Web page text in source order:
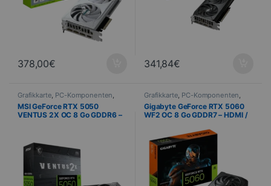
378,00€ 341,84€
Grafikkarte, PC-Komponenten,
Informatik
MSI GeForce RTX 5050
VENTUS 2X OC 8 Go GDDR6 –
Grafikkarte, PC-Komponenten,
Informatik
Gigabyte GeForce RTX 5060
WF2 OC 8 Go GDDR7 – HDMI /